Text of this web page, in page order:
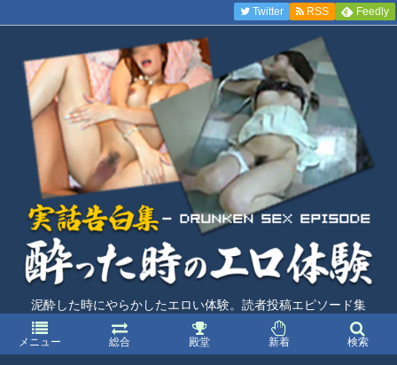
泥酔した時にやらかしたエロい体験。読者投稿エピソード集
メニュー 総合 殿堂 新着 検索
Twitter RSS Feedly